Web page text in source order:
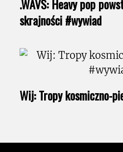
.WAVS: Heavy pop
skrajności #wywiad
Wij: Tropy kosmiczno-